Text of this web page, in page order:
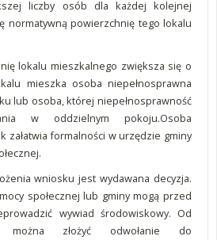
liczby osób dla każdej kolejnej
normatywną powierzchnię tego lokalu
lokalu mieszkalnego zwiększa się o
mieszka osoba niepełnosprawna
lub osoba, której niepełnosprawność
w oddzielnym pokoju.Osoba
załatwia formalności w urzędzie gminy
wniosku jest wydawana decyzja.
społecznej lub gminy mogą przed
wywiad środowiskowy. Od
można złożyć odwołanie do